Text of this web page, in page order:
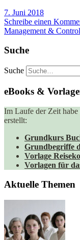
7. Juni 2018
Schreibe einen
Management &
Suche
Suche
eBooks &
Im Laufe der Zeit
erstellt:
Grundkurs
Grundbegriffe
Vorlage
Vorlagen für
Aktuelle Themen